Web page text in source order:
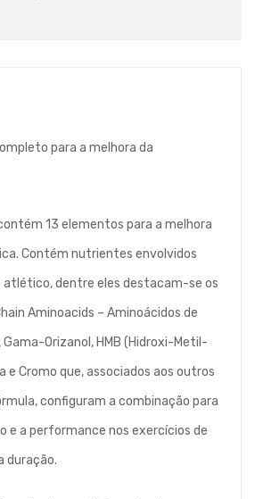
para a melhora da
13 elementos para a melhora
Contém nutrientes envolvidos
atlético, dentre eles destacam-se os
Aminoacids – Aminoácidos de
Orizanol, HMB (Hidroxi-Metil-
e Cromo que, associados aos outros
configuram a combinação para
e a performance nos exercícios de
duração.